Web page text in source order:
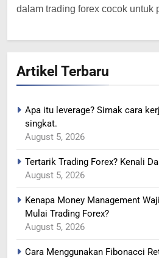
dalam trading forex cocok untuk
Artikel Terbaru
Apa itu leverage? Simak cara
singkat.
August 5, 2026
Tertarik Trading Forex? Kenali
August 5, 2026
Kenapa Money Management
Mulai Trading Forex?
August 5, 2026
Cara Menggunakan Fibonacci